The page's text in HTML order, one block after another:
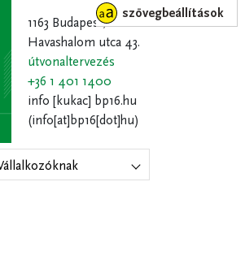
szövegbeállítások
1163 Budapest,
Havashalom utca 43.
útvonaltervezés
+36 1 401 1400
info [kukac] bp16.hu
(info[at]bp16[dot]hu)